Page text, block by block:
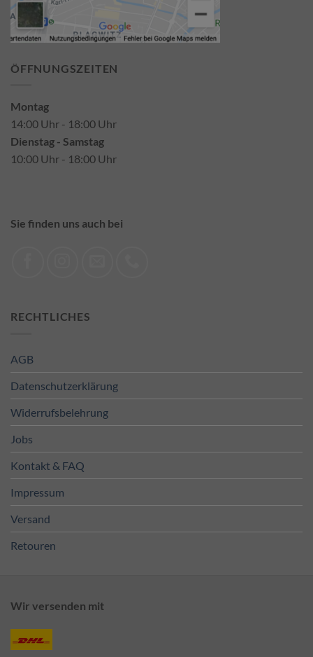
ÖFFNUNGSZEITEN
Montag
14:00 Uhr - 18:00 Uhr
Dienstag - Samstag
10:00 Uhr - 18:00 Uhr
Sie finden uns auch bei
RECHTLICHES
AGB
Datenschutzerklärung
Widerrufsbelehrung
Jobs
Kontakt & FAQ
Impressum
Versand
Retouren
Wir versenden mit